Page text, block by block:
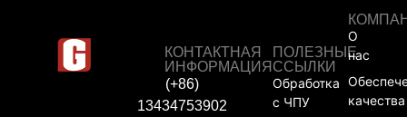
КОНТАКТНАЯ
ИНФОРМАЦИЯ
(+86)
13434753902
ПОЛЕЗНЫЕ
ССЫЛКИ
Обработка
с ЧПУ
О
нас
качества